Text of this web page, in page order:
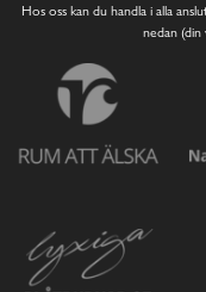
Hos oss kan du handla i alla
nedan